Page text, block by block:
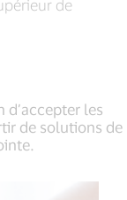
de
d’accepter les
de solutions de